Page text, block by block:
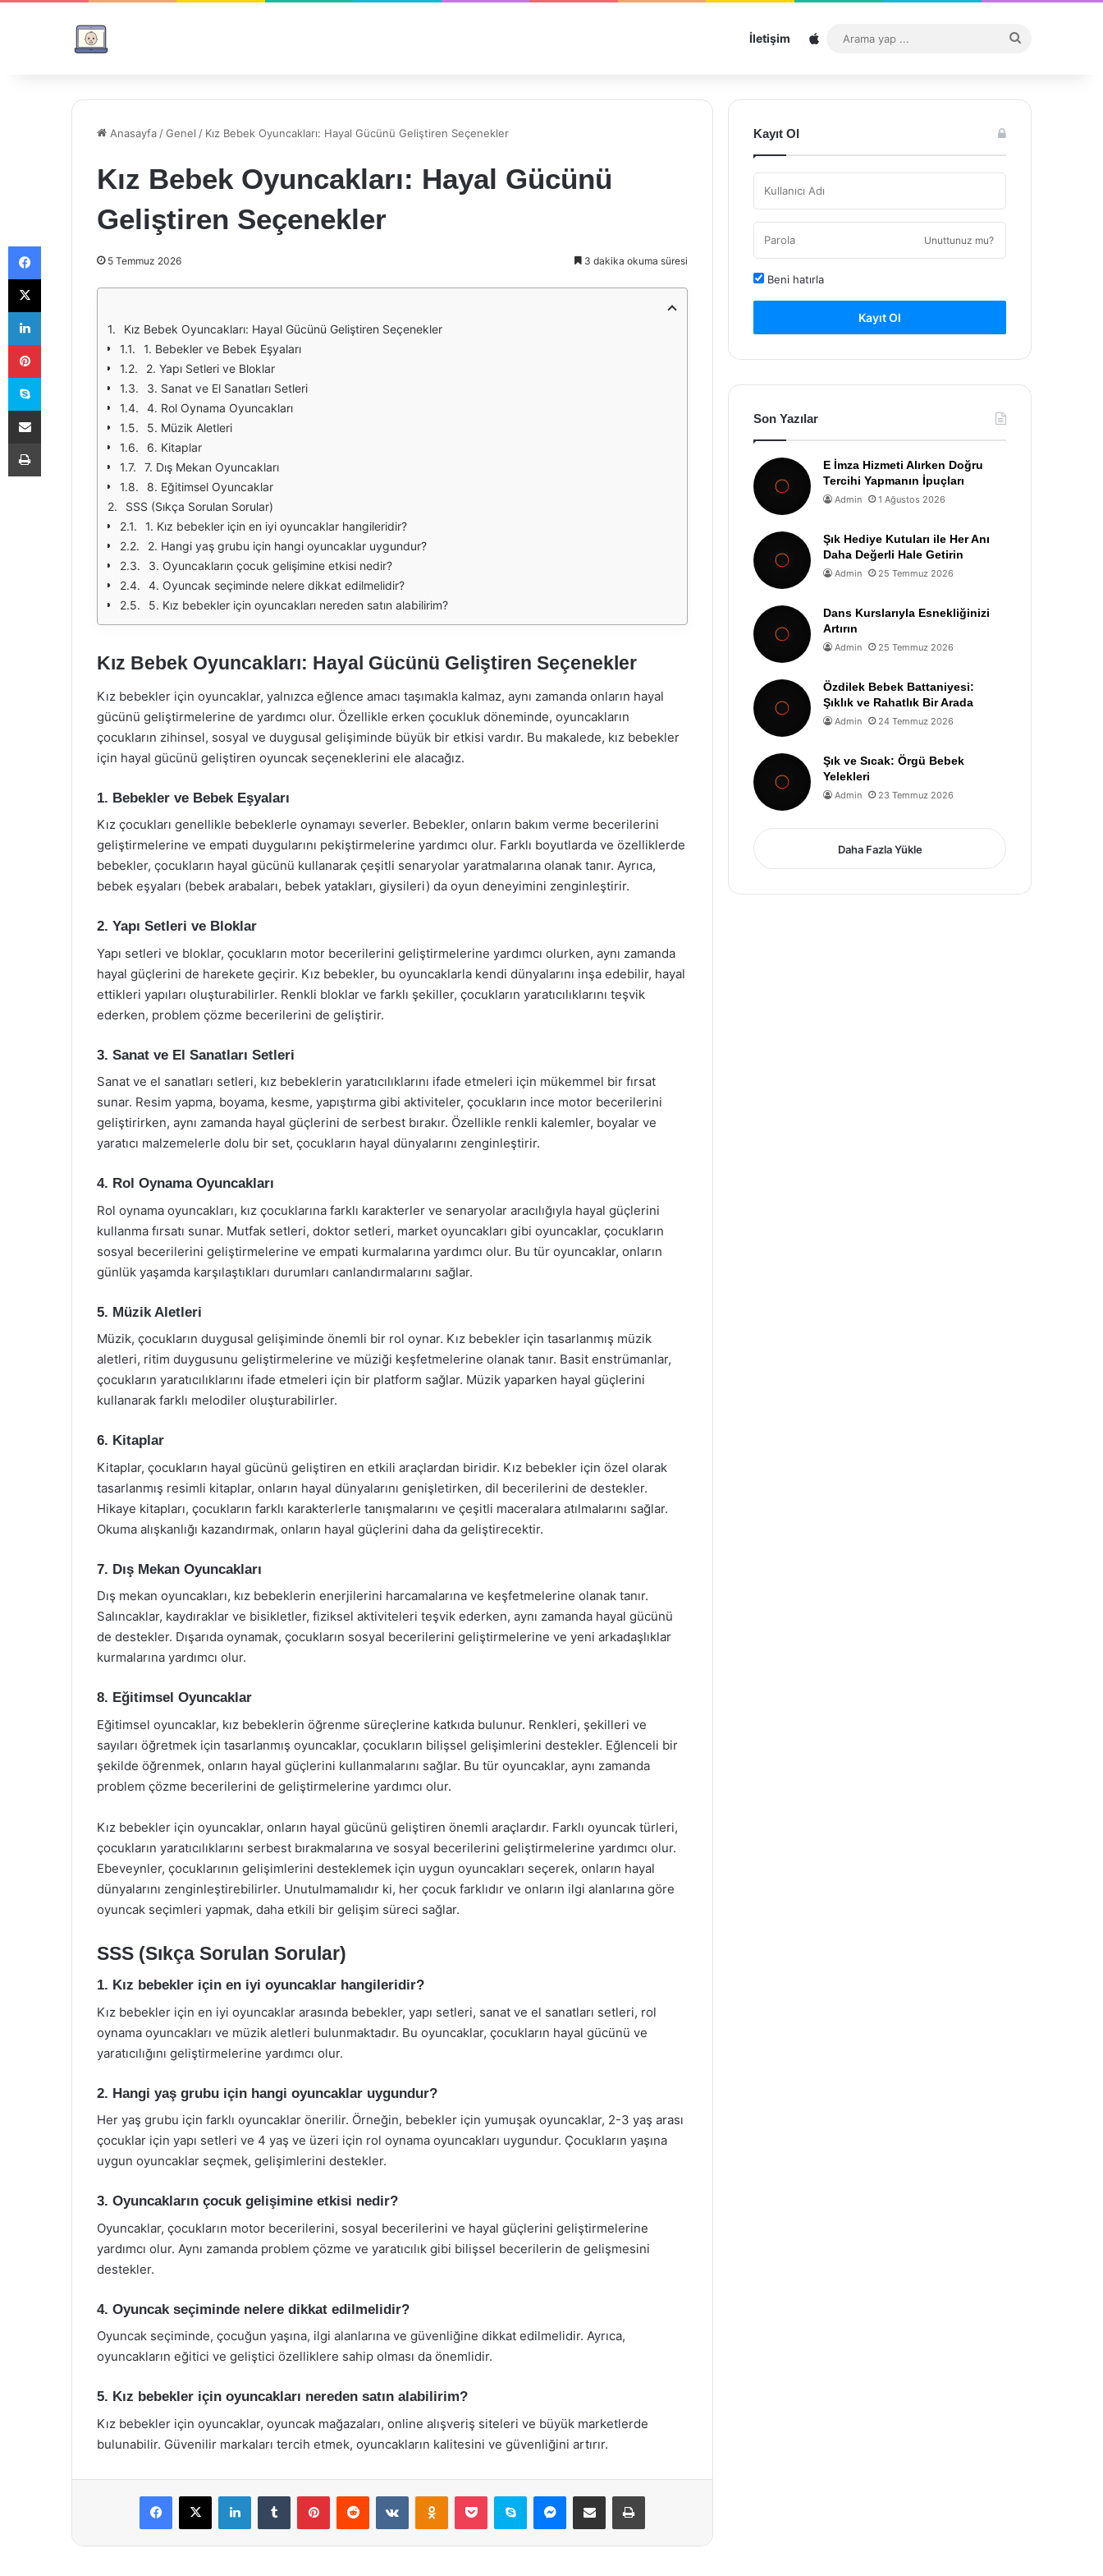
İletişim Sitemap
...
Anasayfa /Genel / Kız Bebek Oyuncakları: Hayal Gücünü Geliştiren Seçenekler
Kız Bebek Oyuncakları: Hayal Gücünü
Geliştiren Seçenekler
5 Temmuz 2026 3 dakika okuma süresi
Kız Bebek Oyuncakları: Hayal Gücünü Geliştiren Seçenekler
1. Bebekler ve Bebek Eşyaları
2. Yapı Setleri ve Bloklar
3. Sanat ve El Sanatları Setleri
4. Rol Oynama Oyuncakları
5. Müzik Aletleri
6. Kitaplar
7. Dış Mekan Oyuncakları
8. Eğitimsel Oyuncaklar
SSS (Sıkça Sorulan Sorular)
1. Kız bebekler için en iyi oyuncaklar hangileridir?
2. Hangi yaş grubu için hangi oyuncaklar uygundur?
3. Oyuncakların çocuk gelişimine etkisi nedir?
4. Oyuncak seçiminde nelere dikkat edilmelidir?
5. Kız bebekler için oyuncakları nereden satın alabilirim?
Kız Bebek Oyuncakları: Hayal Gücünü Geliştiren Seçenekler
Kız bebekler için oyuncaklar, yalnızca eğlence amacı taşımakla kalmaz, aynı zamanda onların hayal
gücünü geliştirmelerine de yardımcı olur. Özellikle erken çocukluk döneminde, oyuncakların
çocukların zihinsel, sosyal ve duygusal gelişiminde büyük bir etkisi vardır. Bu makalede, kız bebekler
için hayal gücünü geliştiren oyuncak seçeneklerini ele alacağız.
1. Bebekler ve Bebek Eşyaları
Kız çocukları genellikle bebeklerle oynamayı severler. Bebekler, onların bakım verme becerilerini
geliştirmelerine ve empati duygularını pekiştirmelerine yardımcı olur. Farklı boyutlarda ve özelliklerde
bebekler, çocukların hayal gücünü kullanarak çeşitli senaryolar yaratmalarına olanak tanır. Ayrıca,
bebek eşyaları (bebek arabaları, bebek yatakları, giysileri) da oyun deneyimini zenginleştirir.
2. Yapı Setleri ve Bloklar
Yapı setleri ve bloklar, çocukların motor becerilerini geliştirmelerine yardımcı olurken, aynı zamanda
hayal güçlerini de harekete geçirir. Kız bebekler, bu oyuncaklarla kendi dünyalarını inşa edebilir, hayal
ettikleri yapıları oluşturabilirler. Renkli bloklar ve farklı şekiller, çocukların yaratıcılıklarını teşvik
ederken, problem çözme becerilerini de geliştirir.
3. Sanat ve El Sanatları Setleri
Sanat ve el sanatları setleri, kız bebeklerin yaratıcılıklarını ifade etmeleri için mükemmel bir fırsat
sunar. Resim yapma, boyama, kesme, yapıştırma gibi aktiviteler, çocukların ince motor becerilerini
geliştirirken, aynı zamanda hayal güçlerini de serbest bırakır. Özellikle renkli kalemler, boyalar ve
yaratıcı malzemelerle dolu bir set, çocukların hayal dünyalarını zenginleştirir.
4. Rol Oynama Oyuncakları
Rol oynama oyuncakları, kız çocuklarına farklı karakterler ve senaryolar aracılığıyla hayal güçlerini
kullanma fırsatı sunar. Mutfak setleri, doktor setleri, market oyuncakları gibi oyuncaklar, çocukların
sosyal becerilerini geliştirmelerine ve empati kurmalarına yardımcı olur. Bu tür oyuncaklar, onların
günlük yaşamda karşılaştıkları durumları canlandırmalarını sağlar.
5. Müzik Aletleri
Müzik, çocukların duygusal gelişiminde önemli bir rol oynar. Kız bebekler için tasarlanmış müzik
aletleri, ritim duygusunu geliştirmelerine ve müziği keşfetmelerine olanak tanır. Basit enstrümanlar,
çocukların yaratıcılıklarını ifade etmeleri için bir platform sağlar. Müzik yaparken hayal güçlerini
kullanarak farklı melodiler oluşturabilirler.
6. Kitaplar
Kitaplar, çocukların hayal gücünü geliştiren en etkili araçlardan biridir. Kız bebekler için özel olarak
tasarlanmış resimli kitaplar, onların hayal dünyalarını genişletirken, dil becerilerini de destekler.
Hikaye kitapları, çocukların farklı karakterlerle tanışmalarını ve çeşitli maceralara atılmalarını sağlar.
Okuma alışkanlığı kazandırmak, onların hayal güçlerini daha da geliştirecektir.
7. Dış Mekan Oyuncakları
Dış mekan oyuncakları, kız bebeklerin enerjilerini harcamalarına ve keşfetmelerine olanak tanır.
Salıncaklar, kaydıraklar ve bisikletler, fiziksel aktiviteleri teşvik ederken, aynı zamanda hayal gücünü
de destekler. Dışarıda oynamak, çocukların sosyal becerilerini geliştirmelerine ve yeni arkadaşlıklar
kurmalarına yardımcı olur.
8. Eğitimsel Oyuncaklar
Eğitimsel oyuncaklar, kız bebeklerin öğrenme süreçlerine katkıda bulunur. Renkleri, şekilleri ve
sayıları öğretmek için tasarlanmış oyuncaklar, çocukların bilişsel gelişimlerini destekler. Eğlenceli bir
şekilde öğrenmek, onların hayal güçlerini kullanmalarını sağlar. Bu tür oyuncaklar, aynı zamanda
problem çözme becerilerini de geliştirmelerine yardımcı olur.
Kız bebekler için oyuncaklar, onların hayal gücünü geliştiren önemli araçlardır. Farklı oyuncak türleri,
çocukların yaratıcılıklarını serbest bırakmalarına ve sosyal becerilerini geliştirmelerine yardımcı olur.
Ebeveynler, çocuklarının gelişimlerini desteklemek için uygun oyuncakları seçerek, onların hayal
dünyalarını zenginleştirebilirler. Unutulmamalıdır ki, her çocuk farklıdır ve onların ilgi alanlarına göre
oyuncak seçimleri yapmak, daha etkili bir gelişim süreci sağlar.
SSS (Sıkça Sorulan Sorular)
1. Kız bebekler için en iyi oyuncaklar hangileridir?
Kız bebekler için en iyi oyuncaklar arasında bebekler, yapı setleri, sanat ve el sanatları setleri, rol
oynama oyuncakları ve müzik aletleri bulunmaktadır. Bu oyuncaklar, çocukların hayal gücünü ve
yaratıcılığını geliştirmelerine yardımcı olur.
2. Hangi yaş grubu için hangi oyuncaklar uygundur?
Her yaş grubu için farklı oyuncaklar önerilir. Örneğin, bebekler için yumuşak oyuncaklar, 2-3 yaş arası
çocuklar için yapı setleri ve 4 yaş ve üzeri için rol oynama oyuncakları uygundur. Çocukların yaşına
uygun oyuncaklar seçmek, gelişimlerini destekler.
3. Oyuncakların çocuk gelişimine etkisi nedir?
Oyuncaklar, çocukların motor becerilerini, sosyal becerilerini ve hayal güçlerini geliştirmelerine
yardımcı olur. Aynı zamanda problem çözme ve yaratıcılık gibi bilişsel becerilerin de gelişmesini
destekler.
4. Oyuncak seçiminde nelere dikkat edilmelidir?
Oyuncak seçiminde, çocuğun yaşına, ilgi alanlarına ve güvenliğine dikkat edilmelidir. Ayrıca,
oyuncakların eğitici ve geliştici özelliklere sahip olması da önemlidir.
5. Kız bebekler için oyuncakları nereden satın alabilirim?
Kız bebekler için oyuncaklar, oyuncak mağazaları, online alışveriş siteleri ve büyük marketlerde
bulunabilir. Güvenilir markaları tercih etmek, oyuncakların kalitesini ve güvenliğini artırır.
Facebook
X LinkedInTumblr PinterestReddit VKontakteOdnoklassniki
Pocket Skype Messenger
E-Posta ile paylaş Yazdır
Kayıt Ol
Unuttunuz mu?
Beni hatırla
Kayıt Ol
Son Yazılar
E İmza Hizmeti Alırken Doğru
Tercihi Yapmanın İpuçları
Admin 1 Ağustos 2026
Şık Hediye Kutuları ile Her Anı
Daha Değerli Hale Getirin
Admin 25 Temmuz 2026
Dans Kurslarıyla Esnekliğinizi
Artırın
Admin 25 Temmuz 2026
Özdilek Bebek Battaniyesi:
Şıklık ve Rahatlık Bir Arada
Admin 24 Temmuz 2026
Şık ve Sıcak: Örgü Bebek
Yelekleri
Admin 23 Temmuz 2026
Daha Fazla Yükle
Facebook
X
LinkedIn
Pinterest
Skype
E-Posta ile paylaş